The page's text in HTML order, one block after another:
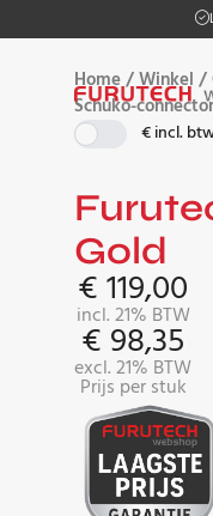
Home/Winkel /
Schuko-
€ incl.
Gold
€119,00
incl. 21% BTW
€ 98,35
excl. 21% BTW
Prijs per stuk